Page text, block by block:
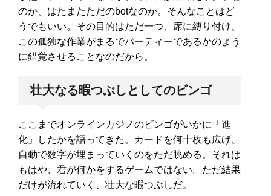
のか、はたまたただのbotなのか。そんなことはど
うでもいい。その目的はただ一つ、席に縛り付け、
この孤独な作業がまるでパーティーであるかのよう
に錯覚させることなのだから。
壮大なる暇つぶしとしてのビンゴ
ここまでオンラインカジノのビンゴがいかに「進
化」したかを語ってきた。カードを何十枚も広げ、
自動で数字が埋まっていくのをただ眺める。それは
もはや、君が何かをするゲームではない。ただ結果
だけが流れていく、壮大な暇つぶしだ。